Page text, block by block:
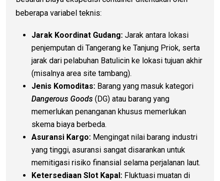
beberapa variabel teknis:
Jarak Koordinat Gudang: Jarak antara lokasi
penjemputan di Tangerang ke Tanjung Priok, serta
jarak dari pelabuhan Batulicin ke lokasi tujuan akhir
(misalnya area site tambang).
Jenis Komoditas: Barang yang masuk kategori
Dangerous Goods (DG) atau barang yang
memerlukan penanganan khusus memerlukan
skema biaya berbeda.
Asuransi Kargo: Mengingat nilai barang industri
yang tinggi, asuransi sangat disarankan untuk
memitigasi risiko finansial selama perjalanan laut.
Ketersediaan Slot Kapal: Fluktuasi muatan di